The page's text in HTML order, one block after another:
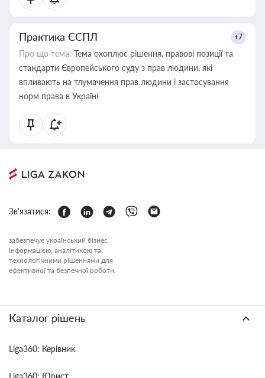
Практика ЄСПЛ +7
Про що тема: Тема охоплює рішення, правові позиції та
стандарти Європейського суду з прав людини, які
впливають на тлумачення прав людини і застосування
норм права в Україні
Зв'язатися:
забезпечує український бізнес
інформацією, аналітикою та
технологічними рішеннями для
ефективної та безпечної роботи.
Каталог рішень
Liga360: Керівник
Liga360: Юрист